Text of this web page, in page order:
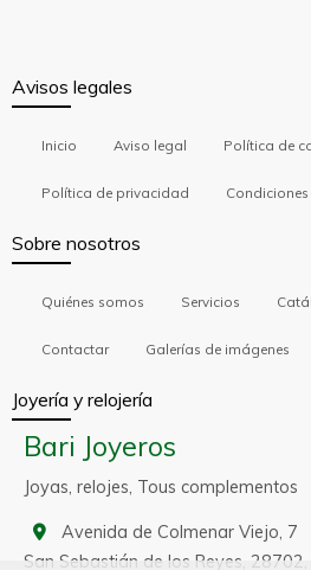
Avisos legales
Inicio Aviso legal Política de
Política de privacidad
Sobre nosotros
Quiénes somos Servicios
Contactar Galerías de imágenes
Joyería y relojería
Bari Joyeros
Joyas, relojes, Tous complementos
Avenida de Colmenar Viejo, 7
San Sebastián de los Reyes, 28702,